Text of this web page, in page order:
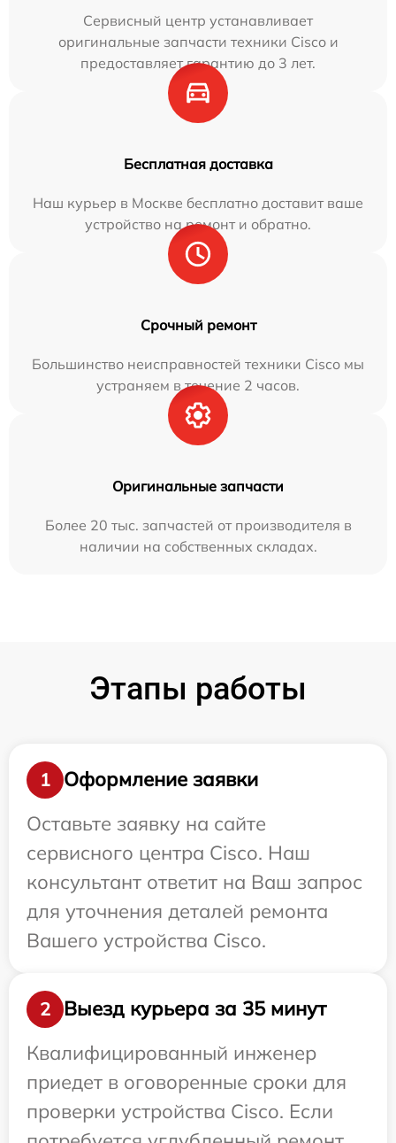
Сервисный центр устанавливает
оригинальные запчасти техники Cisco и
предоставляет гарантию до 3 лет.
Бесплатная доставка
Наш курьер в Москве бесплатно доставит ваше
устройство на ремонт и обратно.
Срочный ремонт
Большинство неисправностей техники Cisco мы
устраняем в течение 2 часов.
Оригинальные запчасти
Более 20 тыс. запчастей от производителя в
наличии на собственных складах.
Этапы работы
1
Оформление заявки
Оставьте заявку на сайте
сервисного центра Cisco. Наш
консультант ответит на Ваш запрос
для уточнения деталей ремонта
Вашего устройства Cisco.
2
Выезд курьера за 35 минут
Квалифицированный инженер
приедет в оговоренные сроки для
проверки устройства Cisco. Если